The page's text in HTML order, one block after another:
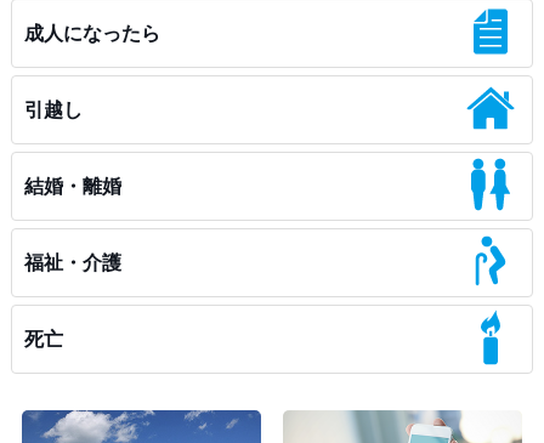
成人になったら
引越し
結婚・離婚
福祉・介護
死亡